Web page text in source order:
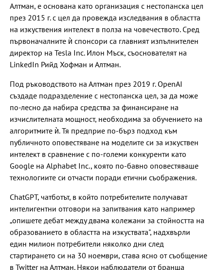
Алтман, е основана като организация с нестопанска цел
през 2015 г. с цел да провежда изследвания в областта
на изкуствения интелект в полза на човечеството. Сред
първоначалните ѝ спонсори са главният изпълнителен
директор на Tesla Inc. Илон Мъск, съоснователят на
LinkedIn Рийд Хофман и Алтман.
Под ръководството на Алтман през 2019 г. OpenAI
създаде подразделение с нестопанска цел, за да може
по-лесно да набира средства за финансиране на
изчислителната мощност, необходима за обучението на
алгоритмите ѝ. Тя предприе по-бърз подход към
публичното оповестяване на моделите си за изкуствен
интелект в сравнение с по-големи конкуренти като
Google на Alphabet Inc., която по-бавно оповестяваше
технологиите си отчасти поради етични съображения.
ChatGPT, чатботът, в който потребителите получават
интелигентни отговори на запитвания като например
„опишете дебат между двама колежани за стойността на
образованието в областта на изкуствата", надхвърли
един милион потребители няколко дни след
стартирането си на 30 ноември, става ясно от съобщение
в Twitter на Алтман. Някои наблюдатели от бранша